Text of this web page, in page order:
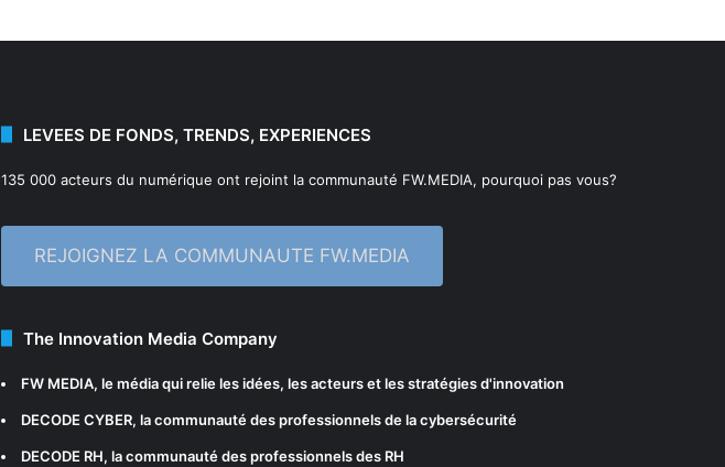
LEVEES DE FONDS, TRENDS, EXPERIENCES
135 000 acteurs du numérique ont rejoint la communauté FW.MEDIA, pourquoi pas vous?
REJOIGNEZ LA COMMUNAUTE FW.MEDIA
The Innovation Media Company
FW MEDIA, le média qui relie les idées, les acteurs et les stratégies d'innovation
DECODE CYBER, la communauté des professionnels de la cybersécurité
DECODE RH, la communauté des professionnels des RH